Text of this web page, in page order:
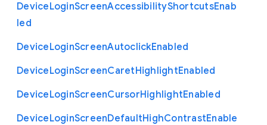
DeviceLoginScreenAccessibilityShortcutsEnab
led
DeviceLoginScreenAutoclickEnabled
DeviceLoginScreenCaretHighlightEnabled
DeviceLoginScreenCursorHighlightEnabled
DeviceLoginScreenDefaultHighContrastEnable